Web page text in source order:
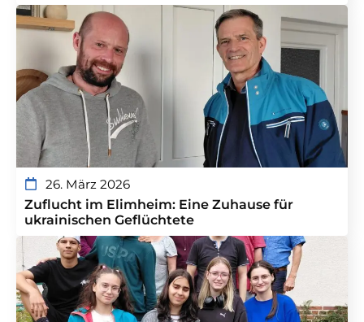
26. März 2026
Zuflucht im Elimheim: Eine Zuhause für
ukrainischen Geflüchtete